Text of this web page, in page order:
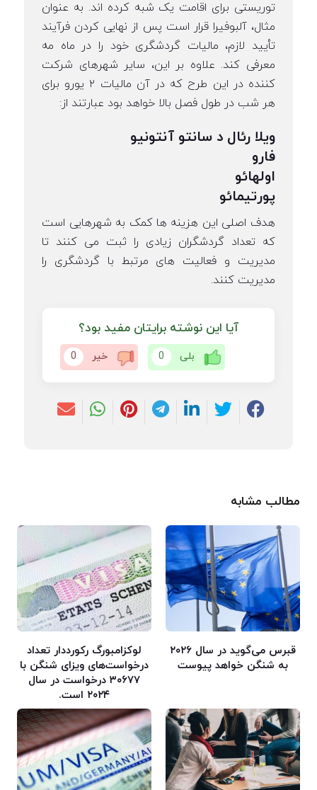
توریستی برای اقامت یک شبه کرده اند. به عنوان
مثال، آلبوفیرا قرار است پس از نهایی کردن فرآیند
تأیید لازم، مالیات گردشگری خود را در ماه مه
معرفی کند. علاوه بر این، سایر شهرهای شرکت
کننده در این طرح که در آن مالیات ۲ یورو برای
هر شب در طول فصل بالا خواهد بود عبارتند از:
ویلا رئال د سانتو آنتونیو
فارو
اولهائو
پورتیمائو
هدف اصلی این هزینه ها کمک به شهرهایی است
که تعداد گردشگران زیادی را ثبت می کنند تا
مدیریت و فعالیت های مرتبط با گردشگری را
مدیریت کنند.
آیا این نوشته برایتان مفید بود؟
بلی 0 خیر 0
مطالب مشابه
قبرس می‌گوید در سال ۲۰۲۶
به شنگن خواهد پیوست
لوکزامبورگ رکورددار تعداد
درخواست‌های ویزای شنگن با
۳۰۶۷۷ درخواست در سال
۲۰۲۴ است.